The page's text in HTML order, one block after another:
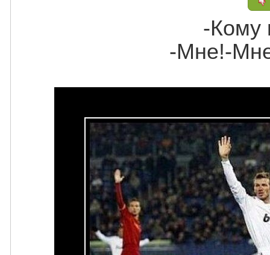
-Кому
-Мне!-